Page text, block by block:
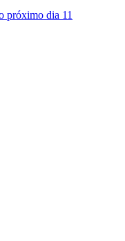
próximo dia 11